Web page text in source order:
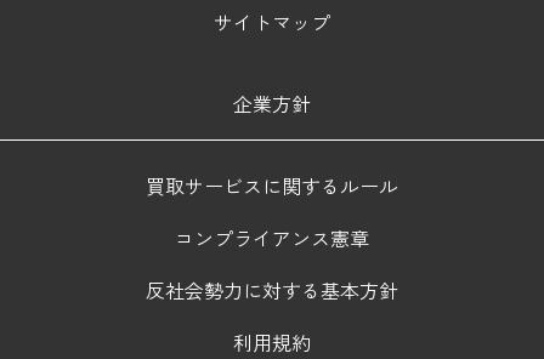
サイトマップ
企業方針
買取サービスに関するルール
コンプライアンス憲章
反社会勢力に対する基本方針
利用規約